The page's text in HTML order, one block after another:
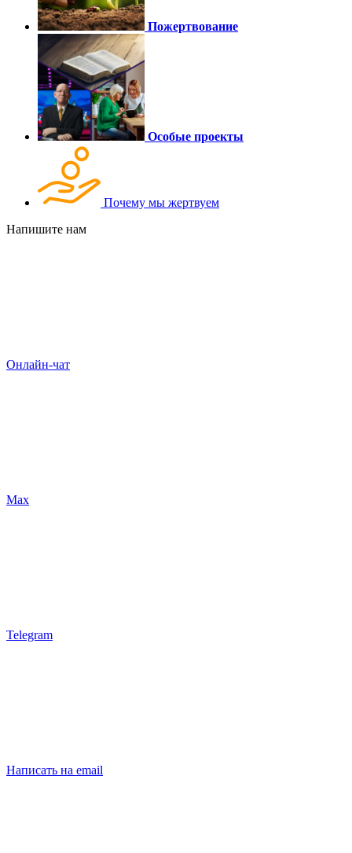
Пожертвование
Особые проекты
Почему мы жертвуем
Напишите нам
Онлайн-чат
Max
Telegram
Написать на email